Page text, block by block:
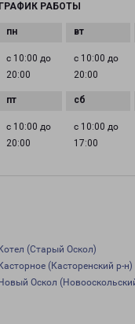
РАБОТЫ
с 10:00 до
20:00
с 10:00 до
20:00
с 10:00 до
20:00
с 10:00 до
17:00
(Старый Оскол)
(Касторенский р-н)
Оскол